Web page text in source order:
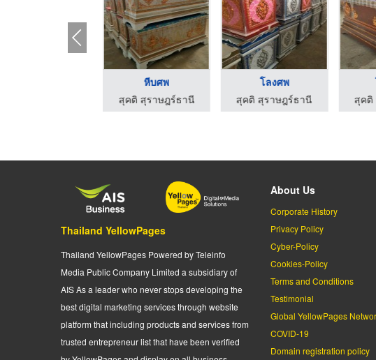
หีบศพ
สุคติ สุราษฎร์ธานี
โลงศพ
สุคติ สุราษฎร์ธานี
สุคติ
Thailand YellowPages
Thailand YellowPages Powered by Teleinfo
Media Public Company Limited a subsidiary of
AIS As a leader who never stops developing the
best digital marketing services through website
platform that including products and services from
trusted entrepreneur list that have been verified
About Us
Corporate History
Privacy Policy
Cyber-Policy
Cookies-Policy
Terms and Conditions
Testimonial
Global YellowPages
COVID-19
Domain registration policy